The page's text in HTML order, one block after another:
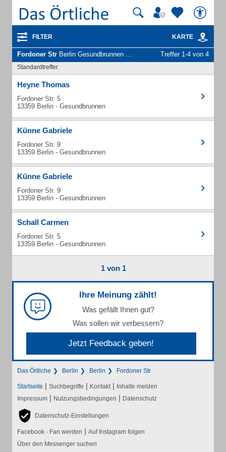
FILTER KARTE
Fordoner Str Berlin Gesundbrunnen - Unternehmen und Personen Treffer 1-4 von 4
Standardtreffer
Heyne Thomas
Fordoner Str. 5
13359 Berlin - Gesundbrunnen
Künne Gabriele
Fordoner Str. 9
13359 Berlin - Gesundbrunnen
Künne Gabriele
Fordoner Str. 9
13359 Berlin - Gesundbrunnen
Schall Carmen
Fordoner Str. 5
13359 Berlin - Gesundbrunnen
1 von 1
Ihre Meinung zählt!
Was gefällt Ihnen gut?
Was sollen wir verbessern?
Jetzt Feedback geben!
Das Örtliche Berlin Berlin Fordoner Str
Startseite | Suchbegriffe | Kontakt | Inhalte melden
Impressum | Nutzungsbedingungen | Datenschutz
Datenschutz-Einstellungen
Facebook - Fan werden | Auf Instagram folgen
Über den Messenger suchen